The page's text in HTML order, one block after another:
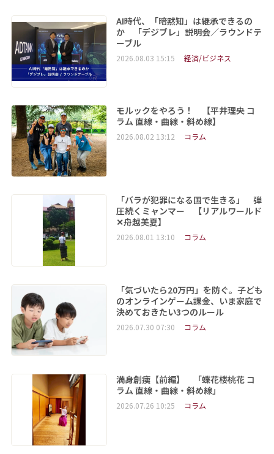
AI時代、「暗黙知」は継承できるの
か 「デジブレ」説明会／ラウンドテ
ーブル
2026.08.03 15:15 経済/ビジネス
モルックをやろう！ 【平井理央 コ
ラム 直線・曲線・斜め線】
2026.08.02 13:12 コラム
「バラが犯罪になる国で生きる」 弾
圧続くミャンマー 【リアルワールド
✕舟越美夏】
2026.08.01 13:10 コラム
「気づいたら20万円」を防ぐ。子ども
のオンラインゲーム課金、いま家庭で
決めておきたい3つのルール
2026.07.30 07:30 コラム
満身創痍【前編】 「蝶花楼桃花 コ
ラム 直線・曲線・斜め線」
2026.07.26 10:25 コラム